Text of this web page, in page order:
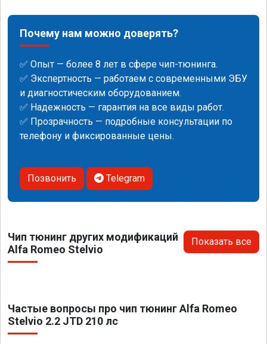
Почему нам можно доверять?
✅ Опыт — более 8 лет в сфере чип-тюнинга.
✅ Экспертность — работаем с современными ЭБУ
и диагностическим оборудованием.
✅ Надежность — гарантия на все виды работ.
✅ Прозрачность — подробные консультации по
телефону и фиксированные цены.
Позвонить Telegram
Чип тюнинг других модификаций
Alfa Romeo Stelvio
Показать все
Частые вопросы про чип тюнинг Alfa Romeo
Stelvio 2.2 JTD 210 лс